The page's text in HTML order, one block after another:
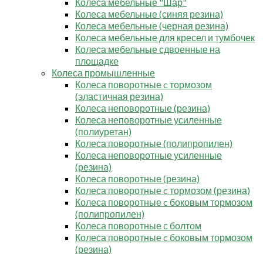
Колеса мебельные (синяя резина)
Колеса мебельные (черная резина)
Колеса мебельные для кресел и тумбочек
Колеса мебельные сдвоенные на
площадке
Колеса промышленные
Колеса поворотные c тормозом
(эластичная резина)
Колеса неповоротные (резина)
Колеса неповоротные усиленные
(полиуретан)
Колеса поворотные (полипропилен)
Колеса неповоротные усиленные
(резина)
Колеса поворотные (резина)
Колеса поворотные c тормозом (резина)
Колеса поворотные c боковым тормозом
(полипропилен)
Колеса поворотные с болтом
Колеса поворотные c боковым тормозом
(резина)